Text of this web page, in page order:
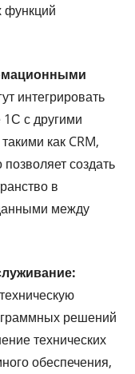
функций
интегрировать
с другими
как CRM,
создать
в
между
решений
технических
обеспечения,